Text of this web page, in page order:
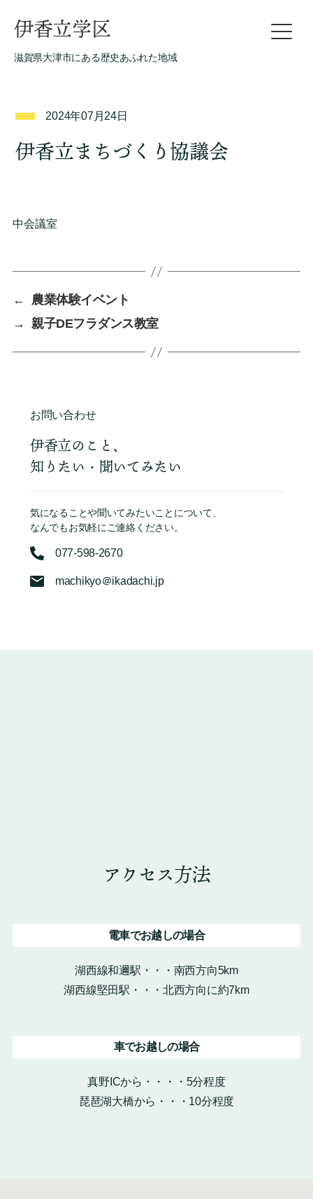
伊香立学区
滋賀県大津市にある歴史あふれた地域
2024年07月24日
伊香立まちづくり協議会
中会議室
←
農業体験イベント
→
親子DEフラダンス教室
お問い合わせ
伊香立のこと、
知りたい・聞いてみたい
気になることや聞いてみたいことについて、
なんでもお気軽にご連絡ください。
077-598-2670
machikyo＠ikadachi.jp
アクセス方法
電車でお越しの場合
湖西線和邇駅・・・南西方向5km
湖西線堅田駅・・・北西方向に約7km
車でお越しの場合
真野ICから・・・・5分程度
琵琶湖大橋から・・・10分程度